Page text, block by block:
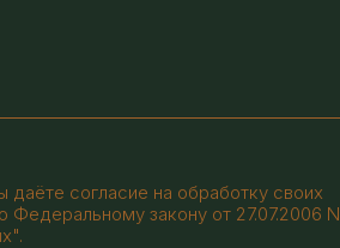
согласие на обработку своих
Федеральному закону от 27.07.2006 N